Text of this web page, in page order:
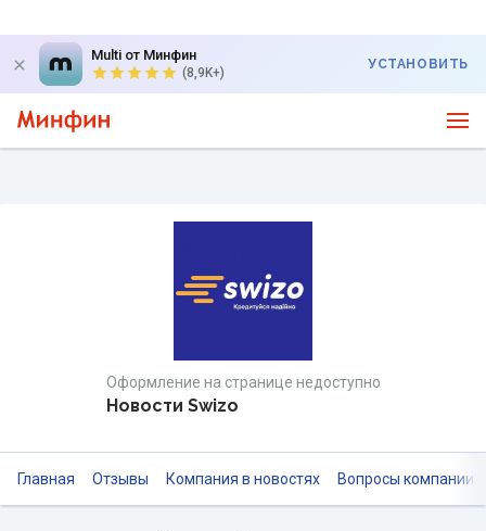
Multi от Минфин
(8,9K+)
УСТАНОВИТЬ
Оформление на странице недоступно
Новости Swizo
Главная Отзывы Компания в новостях Вопросы компании